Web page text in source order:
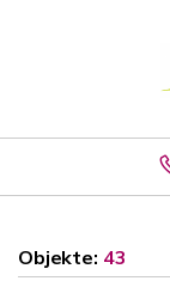
Objekte: 43